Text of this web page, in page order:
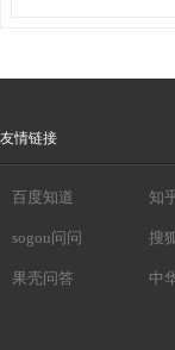
友情链接
百度知道 知
sogou问问 搜
果壳问答 中